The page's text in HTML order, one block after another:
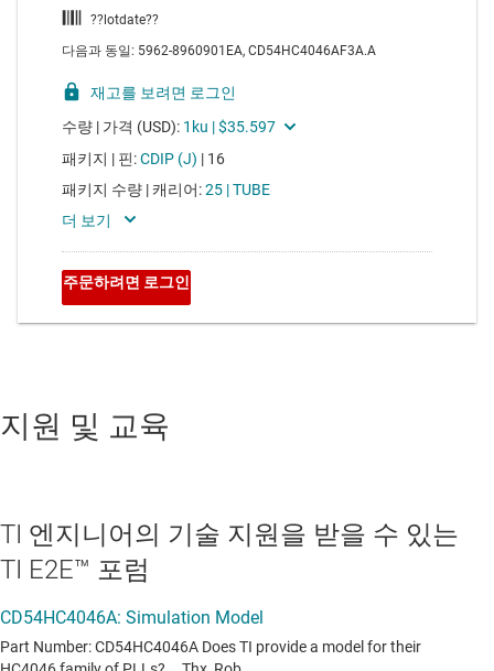
지원 및 교육
TI 엔지니어의 기술 지원을 받을 수 있는
TI E2E™ 포럼